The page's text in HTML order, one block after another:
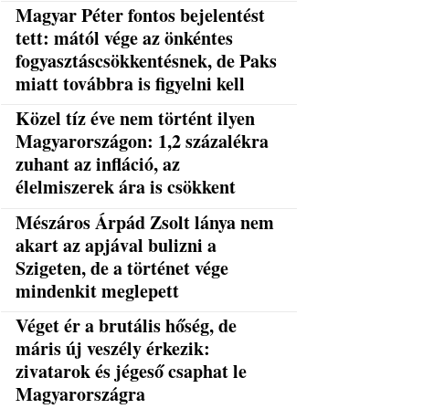
Magyar Péter fontos bejelentést
tett: mától vége az önkéntes
fogyasztáscsökkentésnek, de Paks
miatt továbbra is figyelni kell
Közel tíz éve nem történt ilyen
Magyarországon: 1,2 százalékra
zuhant az infláció, az
élelmiszerek ára is csökkent
Mészáros Árpád Zsolt lánya nem
akart az apjával bulizni a
Szigeten, de a történet vége
mindenkit meglepett
Véget ér a brutális hőség, de
máris új veszély érkezik:
zivatarok és jégeső csaphat le
Magyarországra